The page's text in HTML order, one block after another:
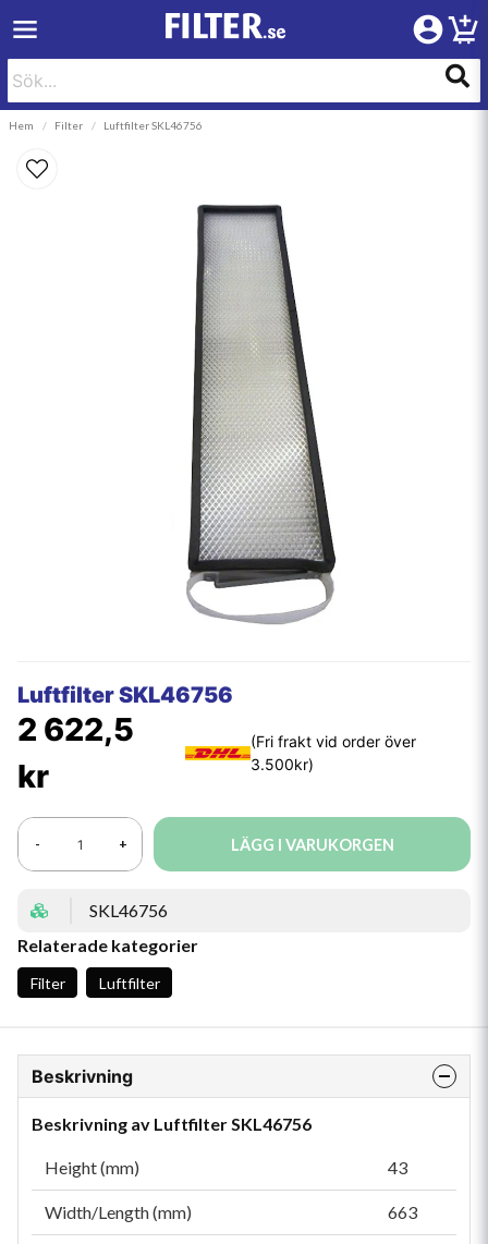
Hem Filter Luftfilter SKL46756
Luftfilter SKL46756
2 622,5
kr
- + LÄGG I VARUKORGEN
SKL46756
Relaterade kategorier
Filter Luftfilter
Beskrivning
Beskrivning av Luftfilter SKL46756
Height (mm) 43
Width/Length (mm) 663